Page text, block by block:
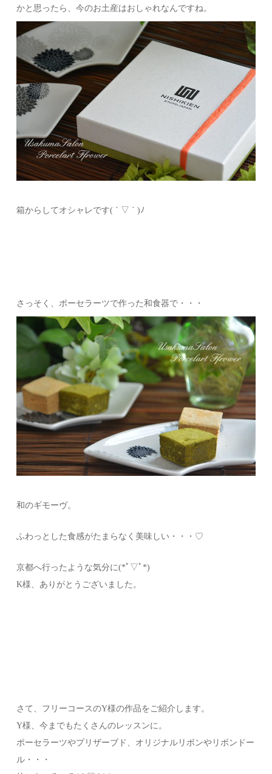
かと思ったら、今のお土産はおしゃれなんですね。
箱からしてオシャレです( ´ ▽ ` )ﾉ
さっそく、ポーセラーツで作った和食器で・・・
和のギモーヴ。
ふわっとした食感がたまらなく美味しい・・・♡
京都へ行ったような気分に(*ﾟ▽ﾟ*)
K様、ありがとうございました。
さて、フリーコースのY様の作品をご紹介します。
Y様、今までもたくさんのレッスンに。
ポーセラーツやプリザーブド、オリジナルリボンやリボンドー
ル・・・